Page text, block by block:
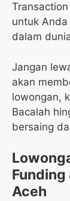
untuk
dalam
Jangan
akan
lowongan,
Bacalah
bersaing
Funding
Aceh